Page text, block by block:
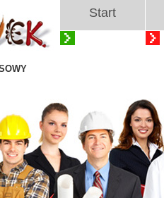
Start